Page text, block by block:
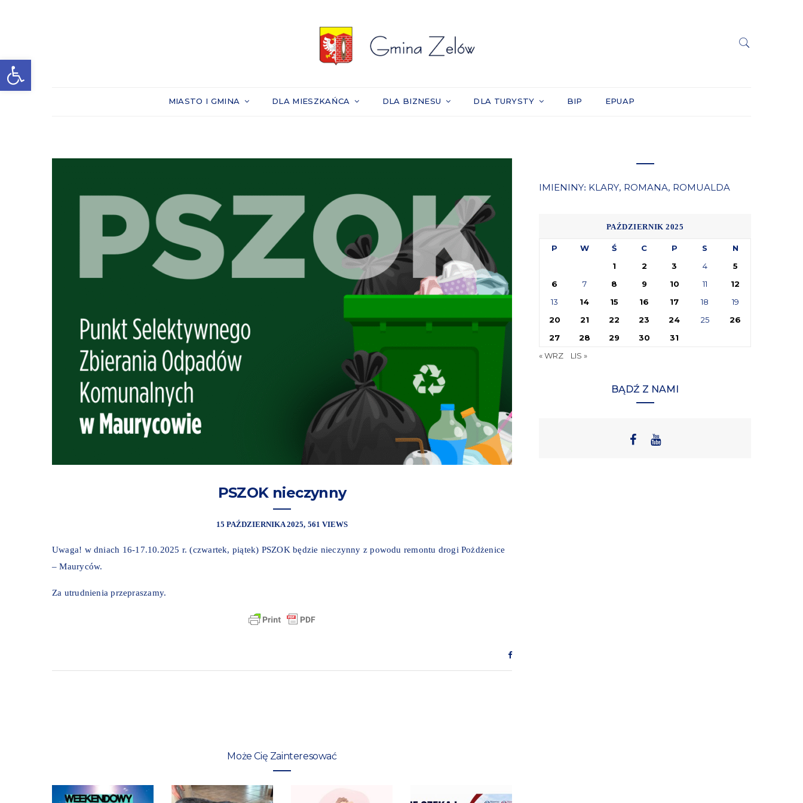
Otwórz pasek narzędzi
MIASTO I GMINA DLA MIESZKAŃCA DLA BIZNESU DLA TURYSTY BIP EPUAP
PSZOK nieczynny
15 PAŹDZIERNIKA 2025 561 VIEWS
Uwaga! w dniach 16-17.10.2025 r. (czwartek, piątek) PSZOK będzie nieczynny z powodu remontu drogi Pożdżenice
– Mauryców.
Za utrudnienia przepraszamy.
Może Cię Zainteresować
IMIENINY: KLARY, ROMANA, ROMUALDA
PAŹDZIERNIK 2025
P W Ś C P S
N
1
2 3 4
5
6
7 8 9 10 11
12
13
14 15 16 17 18
19
20
21 22 23 24 25
26
27
28 29 30
31
« WRZ
LIS »
BĄDŹ Z NAMI